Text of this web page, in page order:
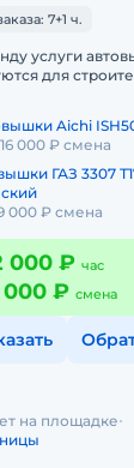
7+1 ч.
услуги
для
Aichi
16 000 ₽ смена
ГАЗ 3307
000 ₽ смена
000 ₽ час
000 ₽ смена
на площадке